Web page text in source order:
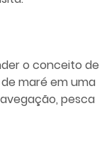
o conceito de
maré em uma
pesca